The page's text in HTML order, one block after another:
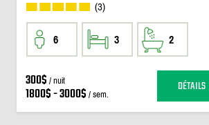
(3)
6 3 2
300$ / nuit
1800$ - 3000$ / sem. DÉTAILS